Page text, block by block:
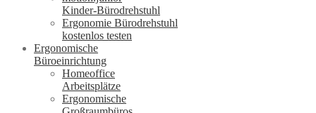
Kinder-Bürodrehstuhl
Ergonomie Bürodrehstuhl
kostenlos testen
Ergonomische
Büroeinrichtung
Homeoffice
Arbeitsplätze
Ergonomische